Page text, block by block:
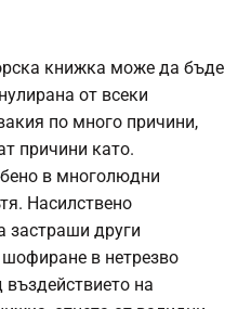
книжка може да бъде
от всеки
по много причини,
причини като.
в многолюдни
Насилствено
застраши други
в нетрезво
на